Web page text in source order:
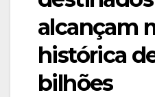
alcançam
histórica
bilhões